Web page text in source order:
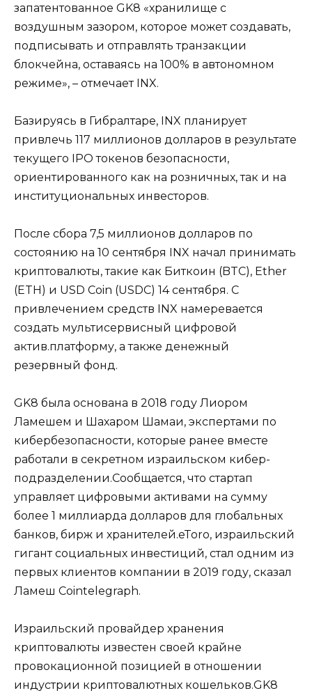
запатентованное GK8 «хранилище с
воздушным зазором, которое может создавать,
подписывать и отправлять транзакции
блокчейна, оставаясь на 100% в автономном
режиме», – отмечает INX.
Базируясь в Гибралтаре, INX планирует
привлечь 117 миллионов долларов в результате
текущего IPO токенов безопасности,
ориентированного как на розничных, так и на
институциональных инвесторов.
После сбора 7,5 миллионов долларов по
состоянию на 10 сентября INX начал принимать
криптовалюты, такие как Биткоин (BTC), Ether
(ETH) и USD Coin (USDC) 14 сентября. С
привлечением средств INX намеревается
создать мультисервисный цифровой
актив.платформу, а также денежный
резервный фонд.
GK8 была основана в 2018 году Лиором
Ламешем и Шахаром Шамаи, экспертами по
кибербезопасности, которые ранее вместе
работали в секретном израильском кибер-
подразделении.Сообщается, что стартап
управляет цифровыми активами на сумму
более 1 миллиарда долларов для глобальных
банков, бирж и хранителей.eToro, израильский
гигант социальных инвестиций, стал одним из
первых клиентов компании в 2019 году, сказал
Ламеш Cointelegraph.
Израильский провайдер хранения
криптовалюты известен своей крайне
провокационной позицией в отношении
индустрии криптовалютных кошельков.GK8